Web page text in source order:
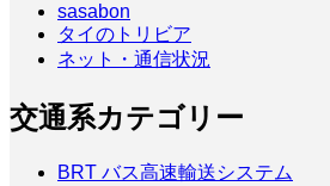
sasabon
タイのトリビア
ネット・通信状況
交通系カテゴリー
BRT バス高速輸送システム